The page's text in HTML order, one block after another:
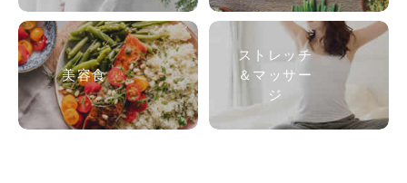
美容食
ストレッチ
＆マッサー
ジ